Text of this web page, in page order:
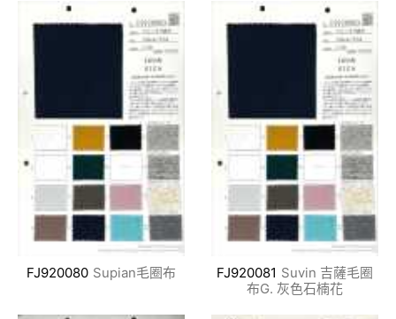
FJ920080 Supian毛圈布 FJ920081 Suvin 吉薩毛圈
布G. 灰色石楠花